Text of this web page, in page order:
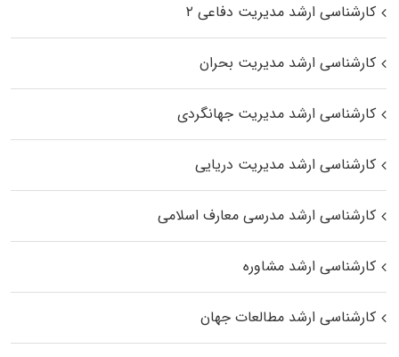
کارشناسی ارشد مدیریت دفاعی ۲
کارشناسی ارشد مدیریت بحران
کارشناسی ارشد مدیریت جهانگردی
کارشناسی ارشد مدیریت دریایی
کارشناسی ارشد مدرسی معارف اسلامی
کارشناسی ارشد مشاوره
کارشناسی ارشد مطالعات جهان